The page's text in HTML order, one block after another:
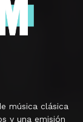
música clásica
y una emisión